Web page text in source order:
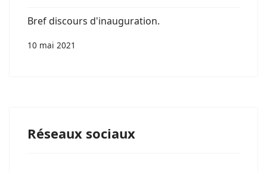
Bref discours d'inauguration.
10 mai 2021
Réseaux sociaux